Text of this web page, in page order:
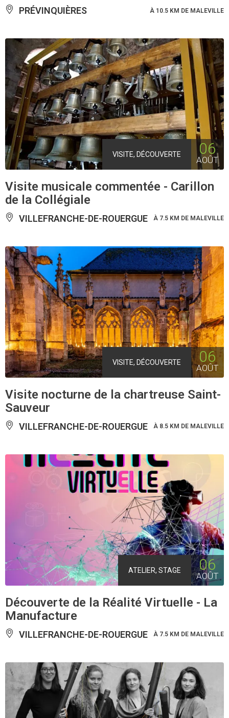
PRÉVINQUIÈRES À 10.5 KM DE MALEVILLE
VISITE, DÉCOUVERTE 06
AOÛT
Visite musicale commentée - Carillon
de la Collégiale
VILLEFRANCHE-DE-ROUERGUE À 7.5 KM DE MALEVILLE
VISITE, DÉCOUVERTE 06
AOÛT
Visite nocturne de la chartreuse Saint-
Sauveur
VILLEFRANCHE-DE-ROUERGUE À 8.5 KM DE MALEVILLE
ATELIER, STAGE 06
AOÛT
Découverte de la Réalité Virtuelle - La
Manufacture
VILLEFRANCHE-DE-ROUERGUE À 7.5 KM DE MALEVILLE